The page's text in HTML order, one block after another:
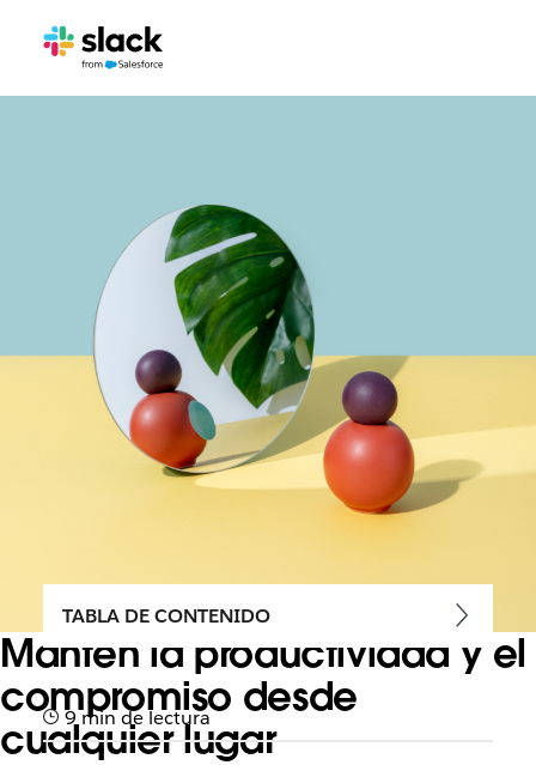
Mantén la productividad y el
compromiso desde
cualquier lugar
TABLA DE CONTENIDO
9 min de lectura